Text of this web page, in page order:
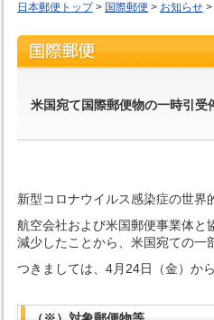
日本郵便トップ> 国際郵便 > お知らせ
米国宛て国際郵便物の一時引受
新型コロナウイルス感染症の世
航空会社および米国郵便事業体と
減少したことから、米国宛ての一
つきましては、4月24日（金）か